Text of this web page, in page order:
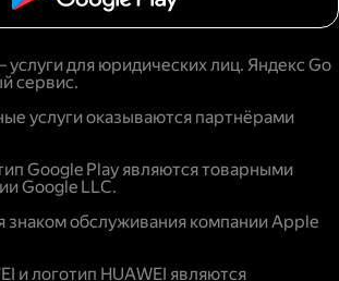
для юридических лиц. Яндекс Go
сервис.
услуги оказываются партнёрами
Google Play являются товарными
Google LLC.
знаком обслуживания компании Apple
и логотип HUAWEI являются